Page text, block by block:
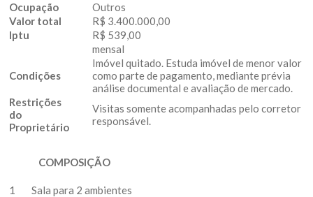
Ocupação
Outros
Valor total
R$ 3.400.000,00
Iptu
R$ 539,00
mensal
Condições
Imóvel quitado. Estuda imóvel de menor valor
como parte de pagamento, mediante prévia
análise documental e avaliação de mercado.
Restrições
do
Proprietário
Visitas somente acompanhadas pelo corretor
responsável.
COMPOSIÇÃO
1
Sala para 2 ambientes